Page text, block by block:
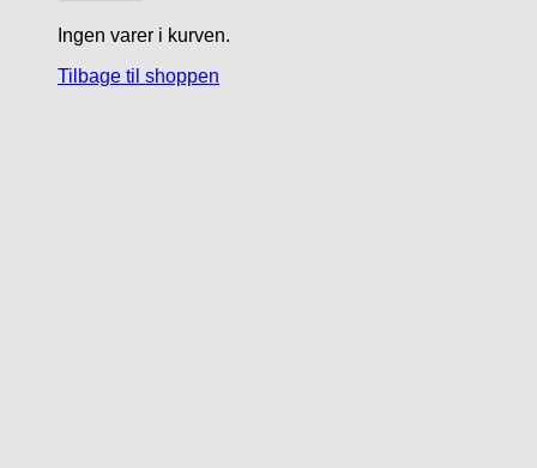
Ingen varer i kurven.
Tilbage til shoppen